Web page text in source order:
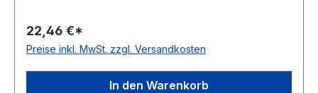
Norm DIN 7721 antistatisch nein
22,46 €*
Preise inkl. MwSt. zzgl. Versandkosten
In den Warenkorb